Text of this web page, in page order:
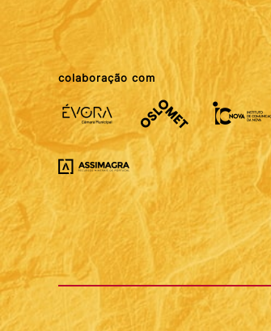
colaboração com